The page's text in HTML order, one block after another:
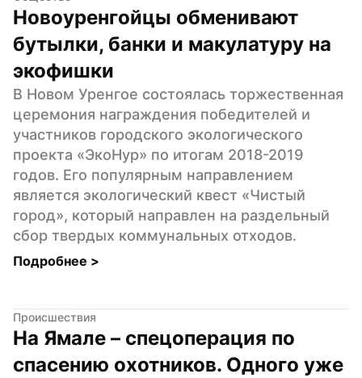
Новоуренгойцы обменивают
бутылки, банки и макулатуру на
экофишки
В Новом Уренгое состоялась торжественная
церемония награждения победителей и
участников городского экологического
проекта «ЭкоНур» по итогам 2018-2019
годов. Его популярным направлением
является экологический квест «Чистый
город», который направлен на раздельный
сбор твердых коммунальных отходов.
Подробнее >
Происшествия
На Ямале – спецоперация по
спасению охотников. Одного уже